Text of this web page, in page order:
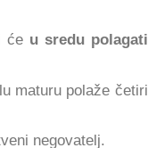
će u sredu polagati
maturu polaže četiri
negovatelj.